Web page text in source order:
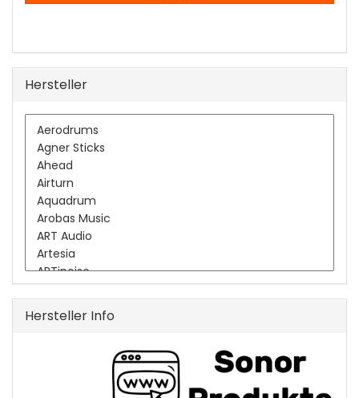
Hersteller
Hersteller Info